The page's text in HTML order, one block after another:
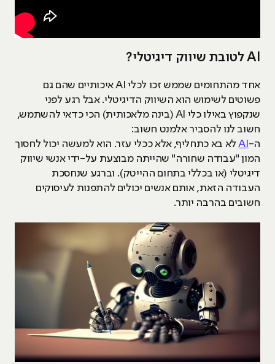
AI לטובת שיווק דיגיטלי?
אחד מהתחומים שממש זכו לכלי AI איכותיים שהם גם
פשוטים לשימוש הוא השיווק הדיגיטלי. אבל רגע לפני
שנקפוץ באילו כלי AI (בינה מלאכותית) הכי כדאי להשתמש,
חשוב לנו להסביר אלמנט חשוב:
ה- AI לא בא כתחליף, אלא ככלי עזר. הוא למעשה יכול לחסוך
המון "עבודה שחורה" שהייתה מבוצעת על-ידי אנשי שיווק
דיגיטלי (או בכללי בתחום ההייטק). וברגע שנחסכת
העבודה הזאת, אותם אנשים יכולים להתפנות לעיסוקים
חשובים בהרבה יותר.